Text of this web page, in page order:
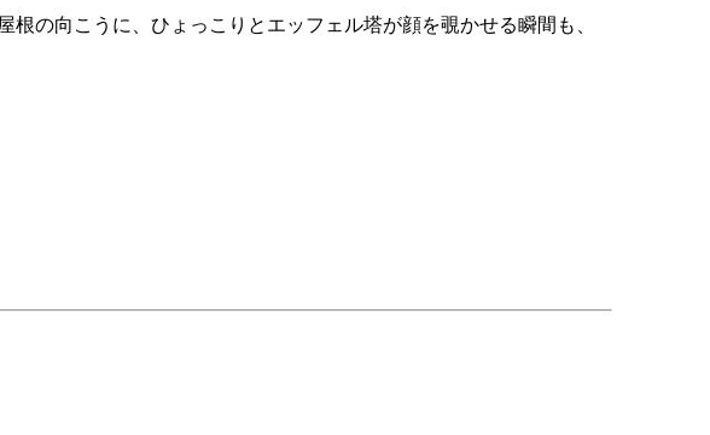
の向こうに、ひょっこりとエッフェル塔が顔を覗かせる瞬間も、